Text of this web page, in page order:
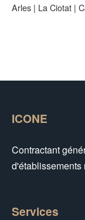
Arles | La Ciotat |
ICONE
Contractant
d'établissements
Services